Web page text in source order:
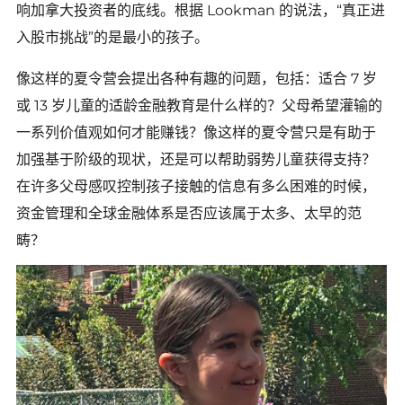
响加拿大投资者的底线。根据 Lookman 的说法，“真正进
入股市挑战”的是最小的孩子。
像这样的夏令营会提出各种有趣的问题，包括：适合 7 岁
或 13 岁儿童的适龄金融教育是什么样的？父母希望灌输的
一系列价值观如何才能赚钱？像这样的夏令营只是有助于
加强基于阶级的现状，还是可以帮助弱势儿童获得支持？
在许多父母感叹控制孩子接触的信息有多么困难的时候，
资金管理和全球金融体系是否应该属于太多、太早的范
畴？